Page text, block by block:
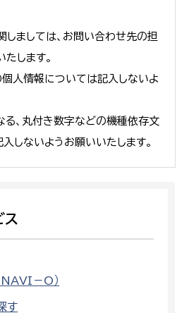
しましては、お問い合わせ先の担
します。
人情報については記入しないよ
、丸付き数字などの機種依存文
しないようお願いいたします。
ス
NAVI－O）
す